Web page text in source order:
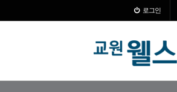
로그인